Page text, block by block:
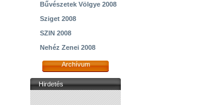
Bűvészetek Völgye 2008
Sziget 2008
SZIN 2008
Nehéz Zenei 2008
Archívum
Hirdetés